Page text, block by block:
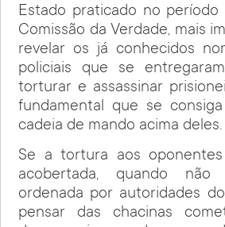
Estado praticado no período
Comissão da Verdade, mais
revelar os já conhecidos
policiais que se
torturar e assassinar
fundamental que se
cadeia de mando acima deles.
Se a tortura aos
acobertada, quando não
ordenada por autoridades
pensar das chacinas